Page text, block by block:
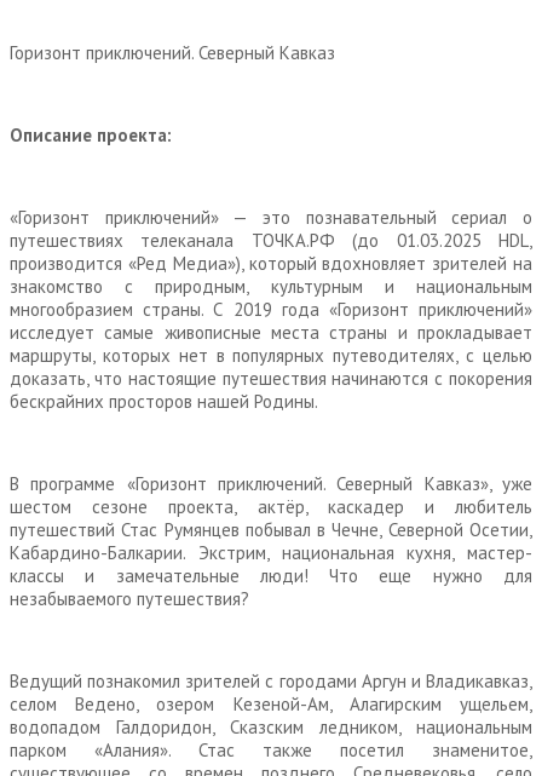
Горизонт приключений. Северный Кавказ
Описание проекта:
«Горизонт приключений» — это познавательный сериал о
путешествиях телеканала ТОЧКА.РФ (до 01.03.2025 HDL,
производится «Ред Медиа»), который вдохновляет зрителей на
знакомство с природным, культурным и национальным
многообразием страны. С 2019 года «Горизонт приключений»
исследует самые живописные места страны и прокладывает
маршруты, которых нет в популярных путеводителях, с целью
доказать, что настоящие путешествия начинаются с покорения
бескрайних просторов нашей Родины.
В программе «Горизонт приключений. Северный Кавказ», уже
шестом сезоне проекта, актёр, каскадер и любитель
путешествий Стас Румянцев побывал в Чечне, Северной Осетии,
Кабардино-Балкарии. Экстрим, национальная кухня, мастер-
классы и замечательные люди! Что еще нужно для
незабываемого путешествия?
Ведущий познакомил зрителей с городами Аргун и Владикавказ,
селом Ведено, озером Кезеной-Ам, Алагирским ущельем,
водопадом Галдоридон, Сказским ледником, национальным
парком «Алания». Стас также посетил знаменитое,